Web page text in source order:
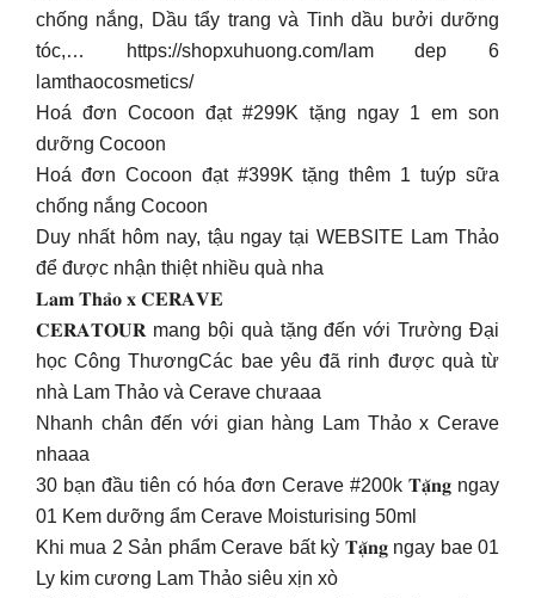
chống nắng, Dầu tẩy trang và Tinh dầu bưởi dưỡng
tóc,… https://shopxuhuong.com/lam dep 6
lamthaocosmetics/
Hoá đơn Cocoon đạt #299K tặng ngay 1 em son
dưỡng Cocoon
Hoá đơn Cocoon đạt #399K tặng thêm 1 tuýp sữa
chống nắng Cocoon
Duy nhất hôm nay, tậu ngay tại WEBSITE Lam Thảo
để được nhận thiệt nhiều quà nha
𝐋𝐚𝐦 𝐓𝐡𝐚̉𝐨 𝐱 𝐂𝐄𝐑𝐀𝐕𝐄
𝐂𝐄𝐑𝐀𝐓𝐎𝐔𝐑 mang bội quà tặng đến với Trường Đại
học Công ThươngCác bae yêu đã rinh được quà từ
nhà Lam Thảo và Cerave chưaaa
Nhanh chân đến với gian hàng Lam Thảo x Cerave
nhaaa
30 bạn đầu tiên có hóa đơn Cerave #200k 𝐓𝐚̣̆𝐧𝐠 ngay
01 Kem dưỡng ẩm Cerave Moisturising 50ml
Khi mua 2 Sản phẩm Cerave bất kỳ 𝐓𝐚̣̆𝐧𝐠 ngay bae 01
Ly kim cương Lam Thảo siêu xịn xò